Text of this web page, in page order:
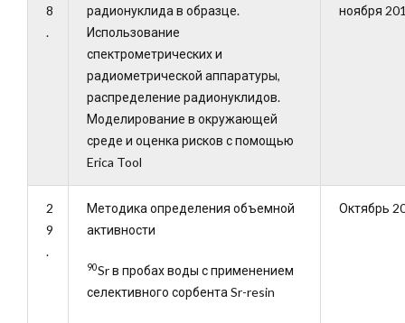
8
.
радионуклида в образце.
Использование
спектрометрических и
радиометрической аппаратуры,
распределение радионуклидов.
Моделирование в окружающей
среде и оценка рисков с помощью
Erica Tool
ноября
2
9
.
Методика определения объемной
активности
90Sr в пробах воды с применением
селективного сорбента Sr-resin
Октябрь